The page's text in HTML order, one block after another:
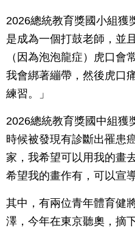
2026總統教育獎國小組獲
是成為一個打鼓老師，並
（因為泡泡龍症）虎口會
我會綁著繃帶，然後虎口
練習。」
2026總統教育獎國中組獲
時候被發現有診斷出罹患
家，我希望可以用我的畫
希望我的畫作有，可以宣
其中，有兩位青年體育健
澤，今年在東京聽奧，摘